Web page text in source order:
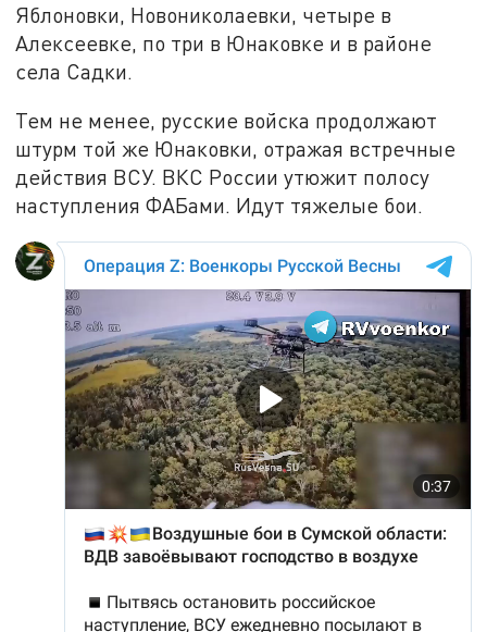
Яблоновки, Новониколаевки, четыре в
Алексеевке, по три в Юнаковке и в районе
села Садки.
Тем не менее, русские войска продолжают
штурм той же Юнаковки, отражая встречные
действия ВСУ. ВКС России утюжит полосу
наступления ФАБами. Идут тяжелые бои.